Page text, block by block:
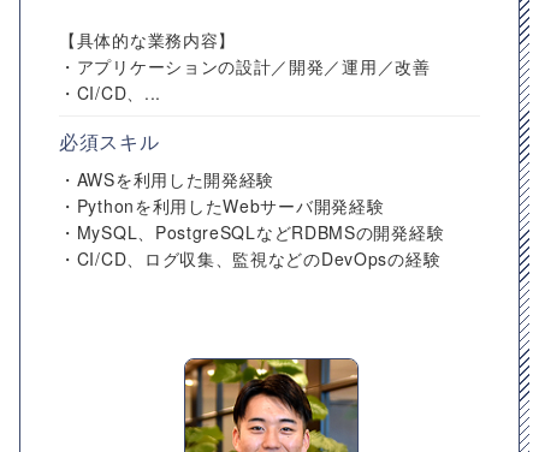
【具体的な業務内容】
・アプリケーションの設計／開発／運用／改善
・CI/CD、...
必須スキル
・AWSを利用した開発経験
・Pythonを利用したWebサーバ開発経験
・MySQL、PostgreSQLなどRDBMSの開発経験
・CI/CD、ログ収集、監視などのDevOpsの経験